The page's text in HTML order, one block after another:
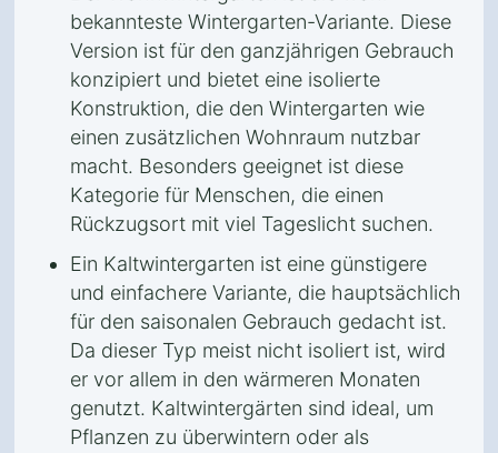
bekannteste Wintergarten-Variante. Diese
Version ist für den ganzjährigen Gebrauch
konzipiert und bietet eine isolierte
Konstruktion, die den Wintergarten wie
einen zusätzlichen Wohnraum nutzbar
macht. Besonders geeignet ist diese
Kategorie für Menschen, die einen
Rückzugsort mit viel Tageslicht suchen.
Ein Kaltwintergarten ist eine günstigere
und einfachere Variante, die hauptsächlich
für den saisonalen Gebrauch gedacht ist.
Da dieser Typ meist nicht isoliert ist, wird
er vor allem in den wärmeren Monaten
genutzt. Kaltwintergärten sind ideal, um
Pflanzen zu überwintern oder als